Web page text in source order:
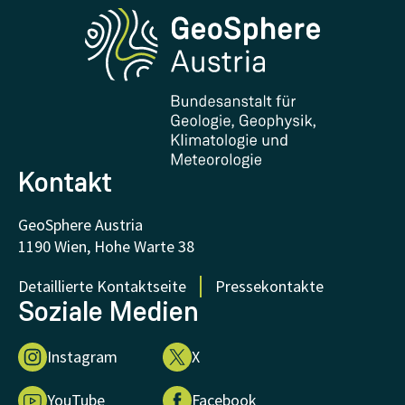
Kontakt und Besuch
Forschung und Kooperationen
Downloads
Zertifikate und Auszeichnungen
FAQ - Häufig gestellte Fragen
Forschung unterstützen
Phenowatch.at
Kontakt
GeoSphere Austria
1190 Wien, Hohe Warte 38
Detaillierte Kontaktseite
Pressekontakte
Soziale Medien
Instagram X
YouTube Facebook